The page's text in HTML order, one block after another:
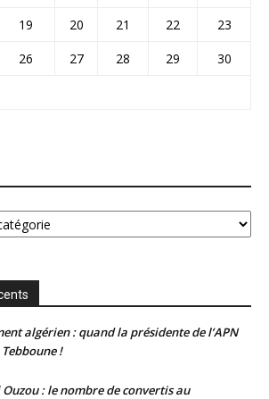
19 20 21 22
23
26 27 28 29
30
algérien : quand la présidente de l’APN
!
Ouzou : le nombre de convertis au